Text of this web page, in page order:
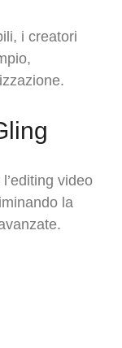
i creatori
video
la